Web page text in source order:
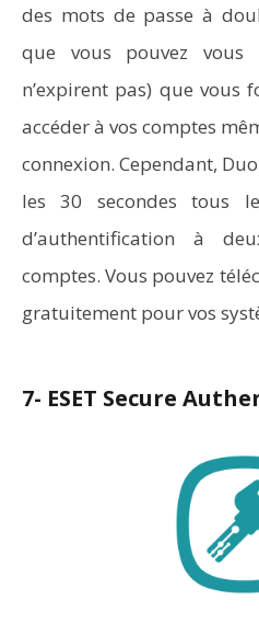
des mots de passe à
que vous pouvez vous
n’expirent pas) que
accéder à vos comptes
connexion. Cependant,
les 30 secondes tous
d’authentification à
comptes. Vous pouvez
gratuitement pour vos
7- ESET Secure